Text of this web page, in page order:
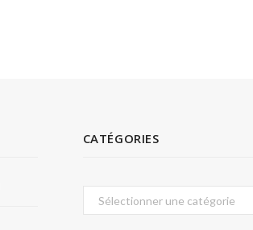
CATÉGORIES
Catégories